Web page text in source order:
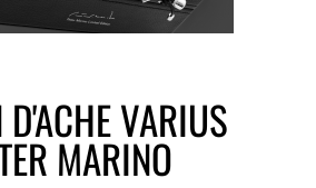
VARIUS
MARINO